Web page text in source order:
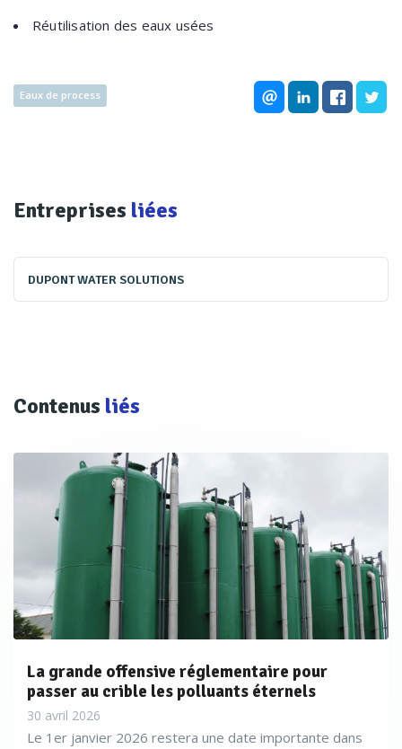
Réutilisation des eaux usées
Eaux de process
Entreprises liées
DUPONT WATER SOLUTIONS
Contenus liés
La grande offensive réglementaire pour
passer au crible les polluants éternels
30 avril 2026
Le 1er janvier 2026 restera une date importante dans